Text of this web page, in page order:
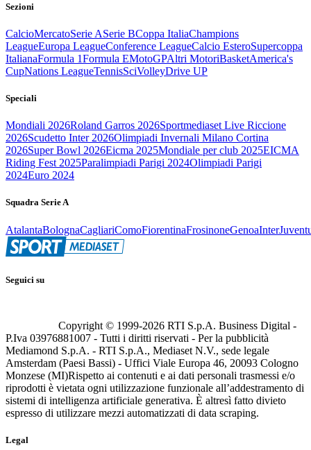
Sezioni
CalcioMercatoSerie ASerie BCoppa ItaliaChampions
LeagueEuropa LeagueConference LeagueCalcio EsteroSupercoppa
ItalianaFormula 1Formula EMotoGPAltri MotoriBasketAmerica's
CupNations LeagueTennisSciVolleyDrive UP
Speciali
Mondiali 2026Roland Garros 2026Sportmediaset Live Riccione
2026Scudetto Inter 2026Olimpiadi Invernali Milano Cortina
2026Super Bowl 2026Eicma 2025Mondiale per club 2025EICMA
Riding Fest 2025Paralimpiadi Parigi 2024Olimpiadi Parigi
2024Euro 2024
Squadra Serie A
AtalantaBolognaCagliariComoFiorentinaFrosinoneGenoaInter
Seguici su
Copyright © 1999-2026 RTI S.p.A. Business Digital -
P.Iva 03976881007 - Tutti i diritti riservati - Per la pubblicità
Mediamond S.p.A. - RTI S.p.A., Mediaset N.V., sede legale
Amsterdam (Paesi Bassi) - Uffici Viale Europa 46, 20093 Cologno
Monzese (MI)Rispetto ai contenuti e ai dati personali trasmessi e/o
riprodotti è vietata ogni utilizzazione funzionale all’addestramento di
sistemi di intelligenza artificiale generativa. È altresì fatto divieto
espresso di utilizzare mezzi automatizzati di data scraping.
Legal